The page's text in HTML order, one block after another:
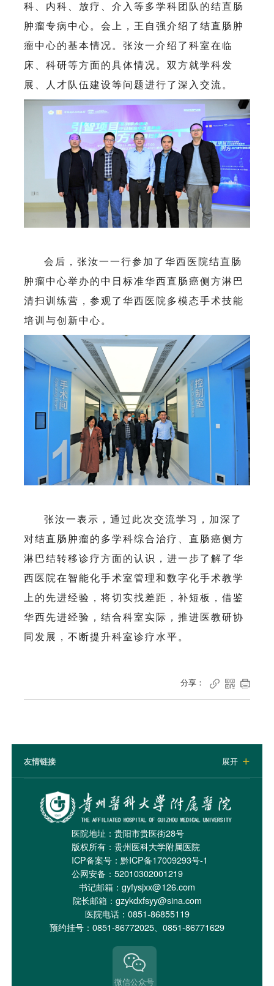
科、内科、放疗、介入等多学科团队的结直肠
肿瘤专病中心。会上，王自强介绍了结直肠肿
瘤中心的基本情况。张汝一介绍了科室在临
床、科研等方面的具体情况。双方就学科发
展、人才队伍建设等问题进行了深入交流。
会后，张汝一一行参加了华西医院结直肠
肿瘤中心举办的中日标准华西直肠癌侧方淋巴
清扫训练营，参观了华西医院多模态手术技能
培训与创新中心。
张汝一表示，通过此次交流学习，加深了
对结直肠肿瘤的多学科综合治疗、直肠癌侧方
淋巴结转移诊疗方面的认识，进一步了解了华
西医院在智能化手术室管理和数字化手术教学
上的先进经验，将切实找差距，补短板，借鉴
华西先进经验，结合科室实际，推进医教研协
同发展，不断提升科室诊疗水平。
分享：   
友情链接 展开 
医院地址：贵阳市贵医街28号
版权所有：贵州医科大学附属医院
ICP备案号： 黔ICP备17009293号-1
公网安备：52010302001219
书记邮箱：gyfysjxx@126.com
院长邮箱：gzykdxfsyy@sina.com
医院电话：0851-86855119
预约挂号：0851-86772025、0851-86771629
微信公众号